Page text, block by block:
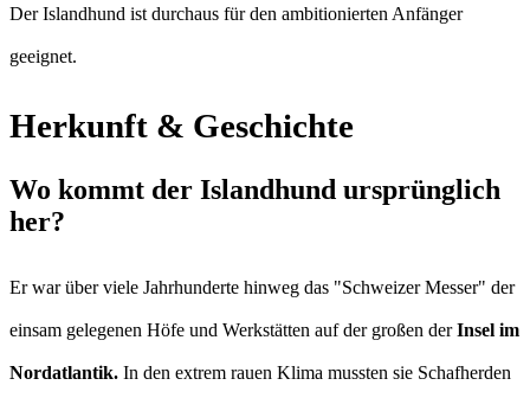
Der Islandhund ist durchaus für den ambitionierten Anfänger
geeignet.
Herkunft & Geschichte
Wo kommt der Islandhund ursprünglich
her?
Er war über viele Jahrhunderte hinweg das "Schweizer Messer" der
einsam gelegenen Höfe und Werkstätten auf der großen derInsel im
Nordatlantik. In den extrem rauen Klima mussten sie Schafherden